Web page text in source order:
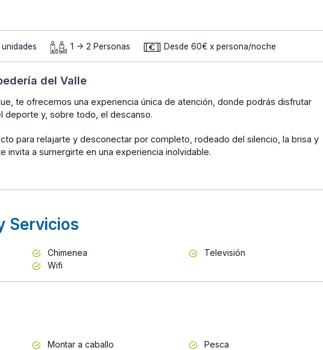
unidades 1 -> 2 Personas Desde 60€ x persona/noche
del Valle
te ofrecemos una experiencia única de atención, donde podrás disfrutar
deporte y, sobre todo, el descanso.
para relajarte y desconectar por completo, rodeado del silencio, la brisa y
invita a sumergirte en una experiencia inolvidable.
Servicios
Chimenea
Televisión
Wifi
Montar a caballo
Pesca